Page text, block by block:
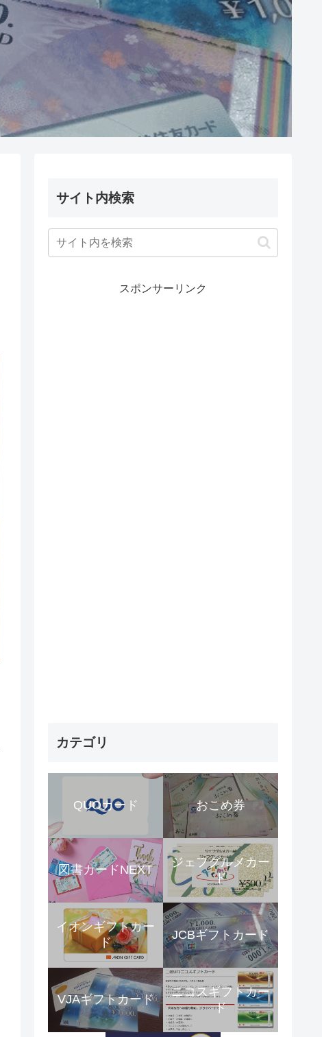
サイト内検索
スポンサーリンク
カテゴリ
QUOカード おこめ券
図書カードNEXT
ジェフグルメカー
ド
イオンギフトカー
ド
JCBギフトカード
VJAギフトカード
ニコスギフトカー
ド